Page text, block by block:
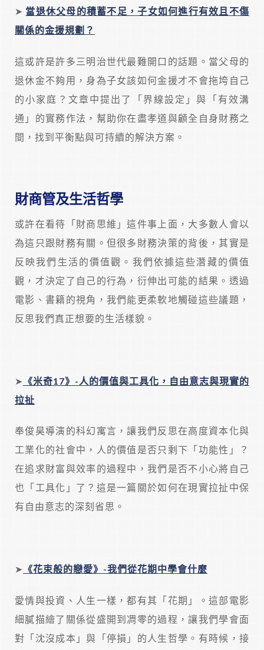
➤ 當退休父母的積蓄不足，子女如何進行有效且不傷
關係的金援規劃？
這或許是許多三明治世代最難開口的話題。當父母的
退休金不夠用，身為子女該如何金援才不會拖垮自己
的小家庭？文章中提出了「界線設定」與「有效溝
通」的實務作法，幫助你在盡孝道與顧全自身財務之
間，找到平衡點與可持續的解決方案。
財商管及生活哲學
或許在看待「財商思維」這件事上面，大多數人會以
為這只跟財務有關。但很多財務決策的背後，其實是
反映我們生活的價值觀。我們依據這些潛藏的價值
觀，才決定了自己的行為，衍伸出可能的結果。透過
電影、書籍的視角，我們能更柔軟地觸碰這些議題，
反思我們真正想要的生活樣貌。
➤ 《米奇17》- 人的價值與工具化，自由意志與現實的
拉扯
奉俊昊導演的科幻寓言，讓我們反思在高度資本化與
工業化的社會中，人的價值是否只剩下「功能性」？
在追求財富與效率的過程中，我們是否不小心將自己
也「工具化」了？這是一篇關於如何在現實拉扯中保
有自由意志的深刻省思。
➤ 《花束般的戀愛》-我們從花期中學會什麼
愛情與投資、人生一樣，都有其「花期」。這部電影
細膩描繪了關係從盛開到凋零的過程，讓我們學會面
對「沈沒成本」與「停損」的人生哲學。有時候，接